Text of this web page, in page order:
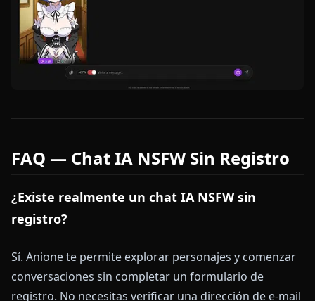
FAQ — Chat IA NSFW Sin Registro
¿Existe realmente un chat IA NSFW sin
registro?
Sí. Anione te permite explorar personajes y comenzar
conversaciones sin completar un formulario de
registro. No necesitas verificar una dirección de e-mail